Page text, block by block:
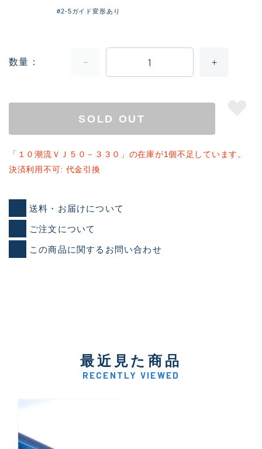
#2-5ガイド変形あり
数量
SOLD OUT
「１０潮流ＶＪ５０－３３０」の在庫が1個不足しています。
決済利用不可: 代金引換
送料・お届けについて
ご注文について
この商品に関するお問い合わせ
最近見た商品
RECENTLY VIEWED